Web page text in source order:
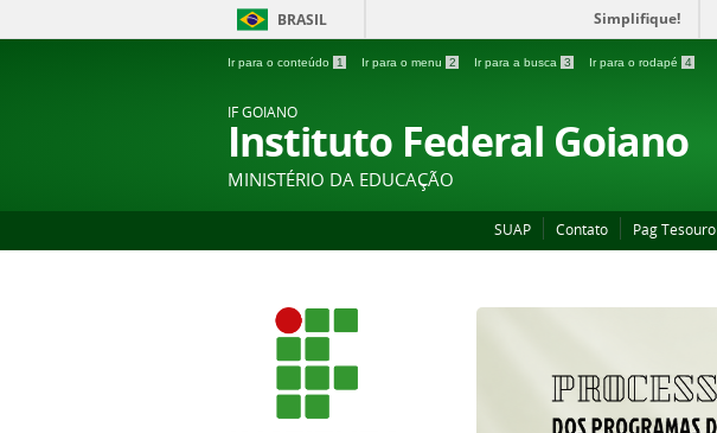
BRASIL Simplifique!
Ir para o conteúdo 1 Ir para o menu 2 Ir para a busca 3 Ir para o rodapé 4
IF GOIANO
Instituto Federal Goiano
MINISTÉRIO DA EDUCAÇÃO
SUAP Contato Pag Tesouro